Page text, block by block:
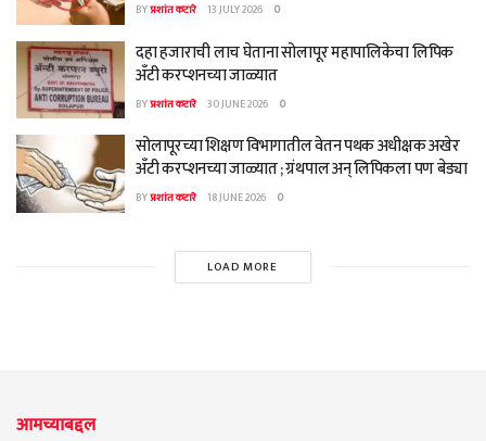
BYप्रशांत कटारे 13 JULY 2026 0
दहा हजाराची लाच घेताना सोलापूर महापालिकेचा लिपिक
अँटी करप्शनच्या जाळ्यात
BYप्रशांत कटारे 30 JUNE 2026 0
सोलापूरच्या शिक्षण विभागातील वेतन पथक अधीक्षक अखेर
अँटी करप्शनच्या जाळ्यात ; ग्रंथपाल अन् लिपिकला पण बेड्या
BYप्रशांत कटारे 18 JUNE 2026 0
LOAD MORE
आमच्याबद्दल